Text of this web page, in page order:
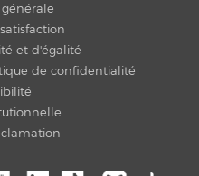
et d'égalité
de confidentialité